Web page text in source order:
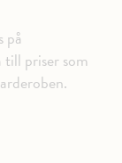
på
priser som